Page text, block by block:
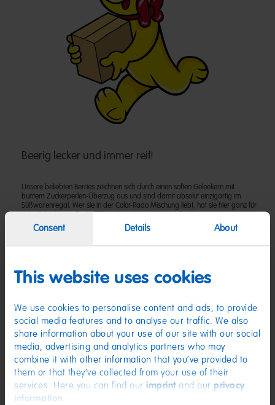
Consent Details About
This website uses cookies
We use cookies to personalise content and ads, to provide
social media features and to analyse our traffic. We also
share information about your use of our site with our social
media, advertising and analytics partners who may
combine it with other information that you’ve provided to
them or that they’ve collected from your use of their
services. Here you can find our imprintand our privacy
information
Beerig lecker und immer reif!
Unsere beliebten Berries zeichnen sich durch einen soften Geleekern mit
buntem Zuckerperlen-Überzug aus und sind damit absolut einzigartig im
Süßwarenregal. Wer sie in der Color-Rado Mischung liebt, hat sie hier ganz für
Geliermittel: Agar-Agar; Säuerungsmittel: Citronensäure;
Farbstoff: Pflanzenkohle; Überzugsmittel: Bienenwachs weiß und gelb.
Kann Spuren von MILCH, WEIZEN enthalten.
Nährwerte
Nährwerte pro 100 g
1486 kJ/350 kcal
Fett: